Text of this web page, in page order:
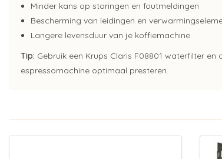
Minder kans op storingen en foutmeldingen
Bescherming van leidingen en
Langere levensduur van je koffiemachine
Tip: Gebruik een Krups Claris F08801 waterfilter
espressomachine optimaal presteren.